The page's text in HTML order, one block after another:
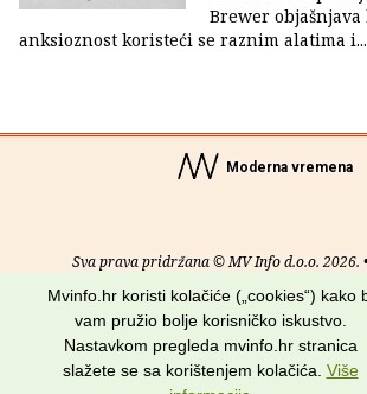
Brewer
anksioznost koristeći se raznim alatima i...
Moderna vremena
Sva prava pridržana © MV Info d.o.o. 2026.
Uvjeti korištenja
Potraži nas na:
Mvinfo.hr koristi kolačiće („cookies“) kako
vam pružio bolje korisničko iskustvo.
Nastavkom pregleda mvinfo.hr stranica
slažete se sa korištenjem kolačića. Više